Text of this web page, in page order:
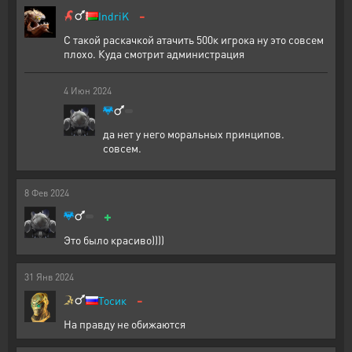
IndriK -
С такой раскачкой атачить 500к игрока ну это совсем
плохо. Куда смотрит администрация
4 Июн 2024
да нет у него моральных принципов.
совсем.
8 Фев 2024
+
Это было красиво))))
31 Янв 2024
Тосик -
На правду не обижаются